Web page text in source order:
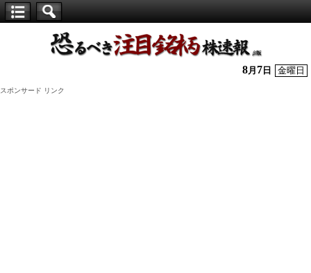
株】
8月 7 日 金曜日
スポンサード リンク